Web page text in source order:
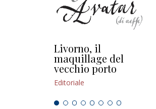
Livorno, il
maquillage del
vecchio porto
Editoriale